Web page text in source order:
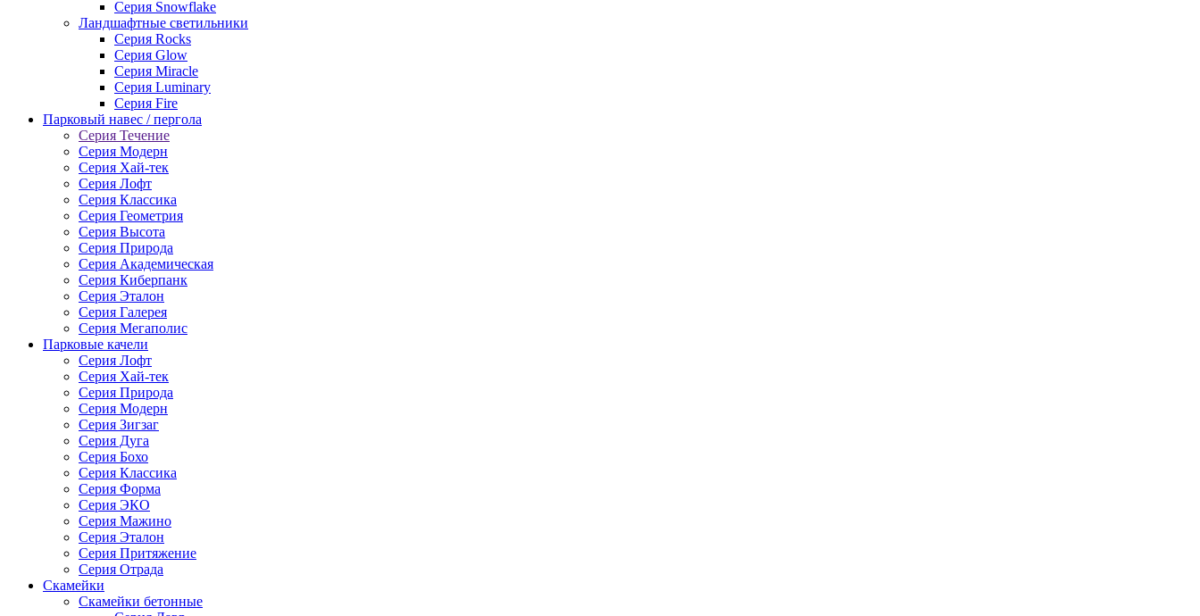
Серия Snowflake
Ландшафтные светильники
Серия Rocks
Серия Glow
Серия Miracle
Серия Luminary
Серия Fire
Парковый навес / пергола
Серия Течение
Серия Модерн
Серия Хай-тек
Серия Лофт
Серия Классика
Серия Геометрия
Серия Высота
Серия Природа
Серия Академическая
Серия Киберпанк
Серия Эталон
Серия Галерея
Серия Мегаполис
Парковые качели
Серия Лофт
Серия Хай-тек
Серия Природа
Серия Модерн
Серия Зигзаг
Серия Дуга
Серия Бохо
Серия Классика
Серия Форма
Серия ЭКО
Серия Мажино
Серия Эталон
Серия Притяжение
Серия Отрада
Скамейки
Скамейки бетонные